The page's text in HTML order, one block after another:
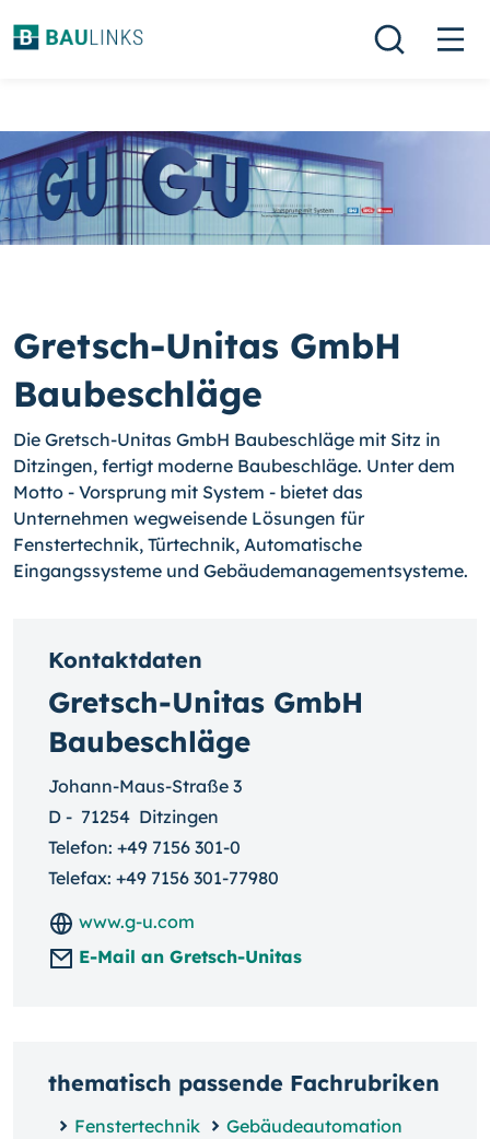
Gretsch-Unitas GmbH
Baubeschläge
Die Gretsch-Unitas GmbH Baubeschläge mit Sitz in
Ditzingen, fertigt moderne Baubeschläge. Unter dem
Motto - Vorsprung mit System - bietet das
Unternehmen wegweisende Lösungen für
Fenstertechnik, Türtechnik, Automatische
Eingangssysteme und Gebäudemanagementsysteme.
Kontaktdaten
Gretsch-Unitas GmbH
Baubeschläge
Johann-Maus-Straße 3
D - 71254 Ditzingen
Telefon: +49 7156 301-0
Telefax: +49 7156 301-77980
www.g-u.com
E-Mail an Gretsch-Unitas
thematisch passende Fachrubriken
Fenstertechnik
Gebäudeautomation